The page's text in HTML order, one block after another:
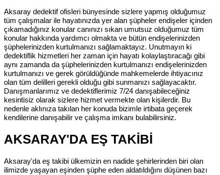
Aksaray dedektif ofisleri bünyesinde sizlere yapmış olduğumuz
tüm çalışmalar ile hayatınızda yer alan şüpheler endişeler içinden
çıkamadığınız konular canınızı sıkan umutsuz olduğumuz tüm
konular hakkında yardımcı olmakta ve bütün endişelerinizden
şüphelerinizden kurtulmanızı sağlamaktayız. Unutmayın ki
dedektiflik hizmetleri her zaman için hayatı kolaylaştıracağı gibi
aynı zamanda da şüphelerinizden kurtulmanızı endişelerinizden
kurtulmanızı ve gerek görüldüğünde mahkemelerde ihtiyacınız
olan tüm delilleri gerekli olduğu gibi sunmanızı sağlayacaktır.
Danışmanlarımız ve dedektiflerimiz 7/24 danışabileceğiniz
kesintisiz olarak sizlere hizmet vermekte olan kişilerdir. Bu
nedenle aklınıza takılan her konuda bizimle irtibata geçerek
kendilerine danışabilir ve çalışma imkanı bulabilirsiniz.
AKSARAY'DA EŞ TAKİBİ
Aksaray'da eş takibi ülkemizin en nadide şehirlerinden biri olan
ilimizde yaşayan eşinden şüphe eden aldatıldığını düşünen bazı